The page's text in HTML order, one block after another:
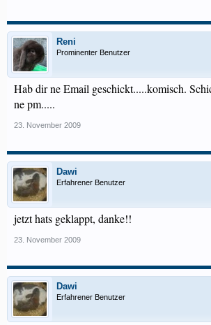
Reni
Prominenter Benutzer
Hab dir ne Email geschickt.....komisch.
ne pm.....
23. November 2009
Dawi
Erfahrener Benutzer
jetzt hats geklappt, danke!!
23. November 2009
Dawi
Erfahrener Benutzer